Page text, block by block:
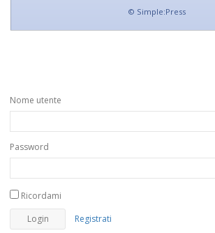
© Simple:Press
Nome utente
Password
Ricordami
Registrati